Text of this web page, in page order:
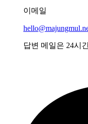
이메일
답변 메일은 24시